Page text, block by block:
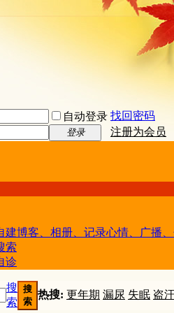
自动登录 找回密码
登录
注册为会员
建博客、相册、记录心情、广播、
索
诊
搜
索
搜
索
热搜: 更年期 漏尿 失眠 盗